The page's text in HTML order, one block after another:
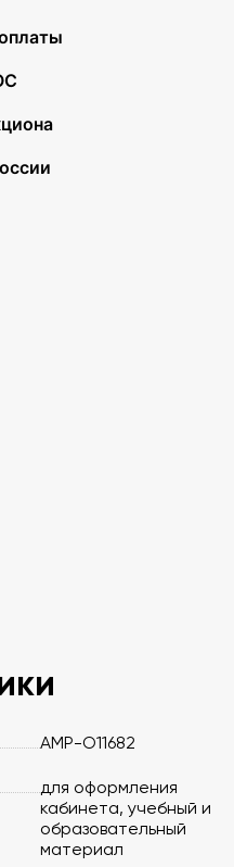
АМР-О11682
для оформления
кабинета, учебный и
образовательный
материал